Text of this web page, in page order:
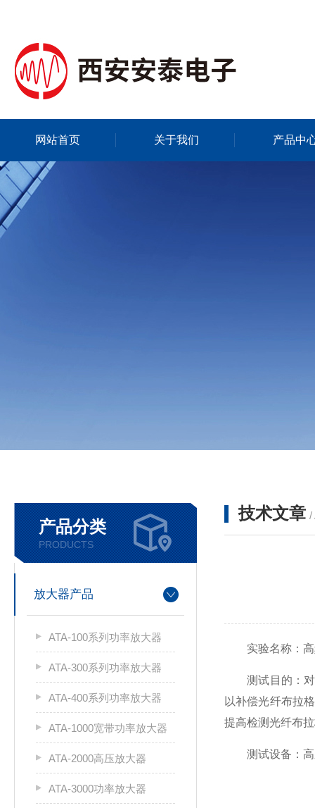
网站首页 关于我们 产品中
产品分类
PRODUCTS
放大器产品
ATA-100系列功率放大器
ATA-300系列功率放大器
ATA-400系列功率放大器
ATA-1000宽带功率放大器
ATA-2000高压放大器
ATA-3000功率放大器
技术文章 /
实验名称：高
测试目的：对
以补偿光纤布拉
提高检测光纤布
测试设备：高